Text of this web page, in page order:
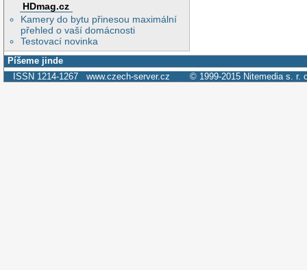
HDmag.cz
Kamery do bytu přinesou maximální
přehled o vaší domácnosti
Testovací novinka
Píšeme jinde
ISSN 1214-1267 www.czech-server.cz © 1999-2015 Nitemedia s. r.